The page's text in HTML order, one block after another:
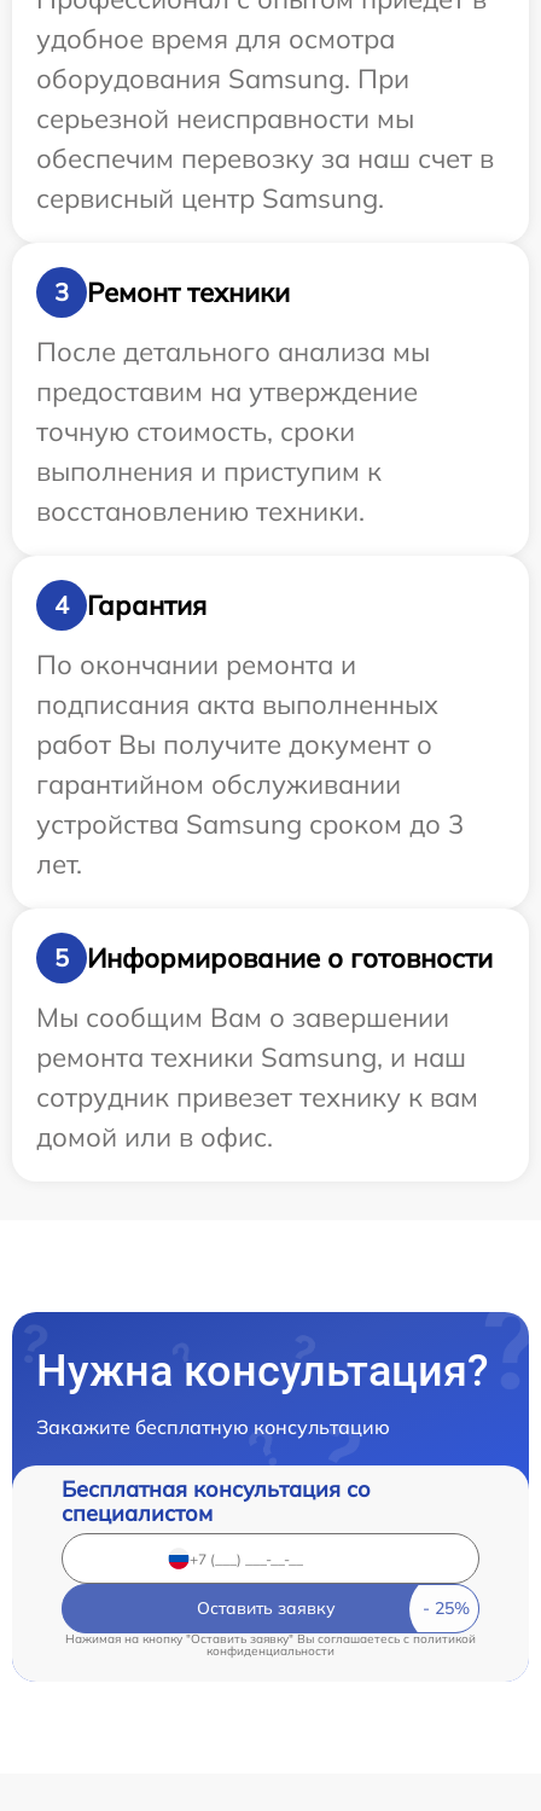
удобное время для осмотра
оборудования Samsung. При
серьезной неисправности мы
обеспечим перевозку за наш счет в
сервисный центр Samsung.
3
Ремонт техники
После детального анализа мы
предоставим на утверждение
точную стоимость, сроки
выполнения и приступим к
восстановлению техники.
4
Гарантия
По окончании ремонта и
подписания акта выполненных
работ Вы получите документ о
гарантийном обслуживании
устройства Samsung сроком до 3
лет.
5
Информирование о готовности
Мы сообщим Вам о завершении
ремонта техники Samsung, и наш
сотрудник привезет технику к вам
домой или в офис.
Нужна консультация?
Закажите бесплатную консультацию
Бесплатная консультация со
специалистом
Оставить заявку
Нажимая на кнопку "Оставить заявку" Вы соглашаетесь c политикой
конфиденциальности